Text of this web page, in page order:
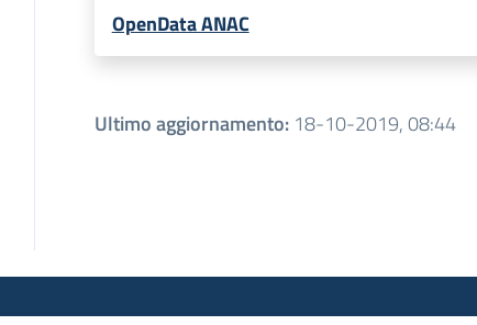
OpenData ANAC
Ultimo aggiornamento: 18-10-2019, 08:44